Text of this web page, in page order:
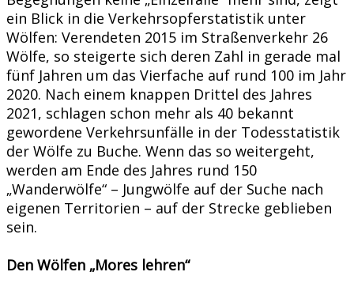
ein Blick in die Verkehrsopferstatistik unter
Wölfen: Verendeten 2015 im Straßenverkehr 26
Wölfe, so steigerte sich deren Zahl in gerade mal
fünf Jahren um das Vierfache auf rund 100 im Jahr
2020. Nach einem knappen Drittel des Jahres
2021, schlagen schon mehr als 40 bekannt
gewordene Verkehrsunfälle in der Todesstatistik
der Wölfe zu Buche. Wenn das so weitergeht,
werden am Ende des Jahres rund 150
„Wanderwölfe“ – Jungwölfe auf der Suche nach
eigenen Territorien – auf der Strecke geblieben
sein.
Den Wölfen „Mores lehren“